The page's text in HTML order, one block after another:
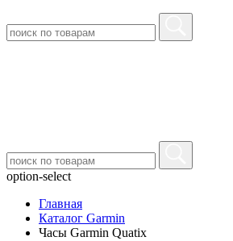
option-select
Главная
Каталог Garmin
Часы Garmin Quatix